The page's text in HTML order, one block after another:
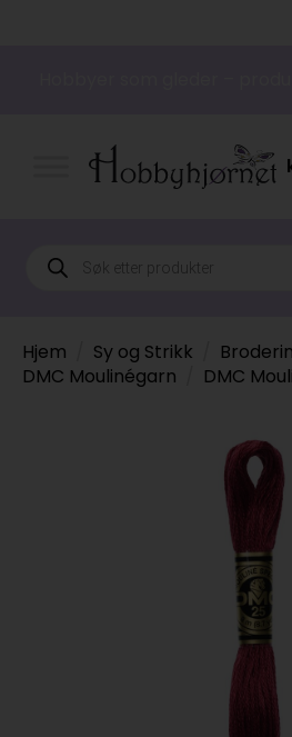
Products
search
Hjem Sy og Strikk
DMC Moulinégarn
DMC